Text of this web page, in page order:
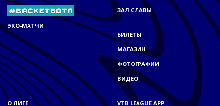
ЭКО-МАТЧИ
ЗАЛ СЛАВЫ
БИЛЕТЫ
МАГАЗИН
ФОТОГРАФИИ
ВИДЕО
О ЛИГЕ VTB LEAGUE APP